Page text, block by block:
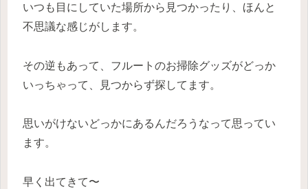
いつも目にしていた場所から見つかったり、ほんと
不思議な感じがします。
その逆もあって、フルートのお掃除グッズがどっか
いっちゃって、見つからず探してます。
思いがけないどっかにあるんだろうなって思ってい
ます。
早く出てきて〜